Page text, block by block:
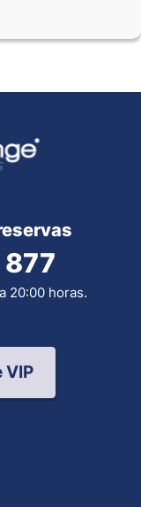
20:00 horas.
VIP